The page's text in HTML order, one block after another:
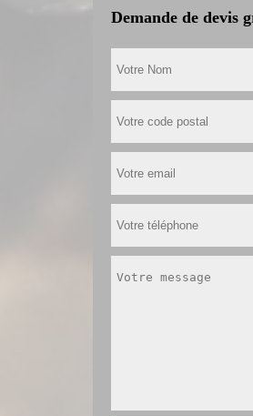
Demande de devis